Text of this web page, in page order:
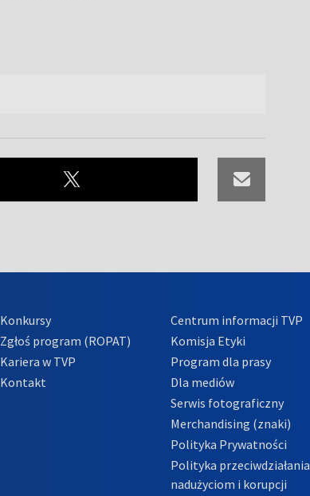
Konkursy
Zgłoś program (ROPAT)
Kariera w TVP
Kontakt
Centrum informacji TVP
Komisja Etyki
Program dla prasy
Dla mediów
Serwis fotograficzny
Merchandising (znaki)
Polityka Prywatności
Polityka przeciwdziałania
nadużyciom i korupcji